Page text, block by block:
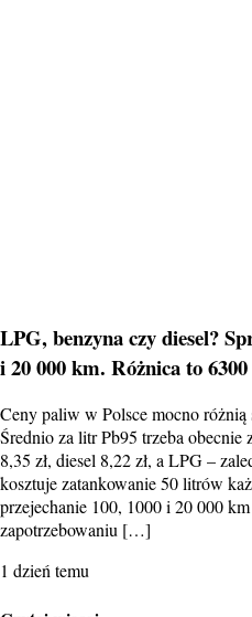
LPG, benzyna czy diesel?
i 20 000 km. Różnica to 6300
Ceny paliw w Polsce mocno
Średnio za litr Pb95 trzeba obecnie
8,35 zł, diesel 8,22 zł, a LPG –
kosztuje zatankowanie 50 litrów
przejechanie 100, 1000 i 20 000
zapotrzebowaniu […]
1 dzień temu